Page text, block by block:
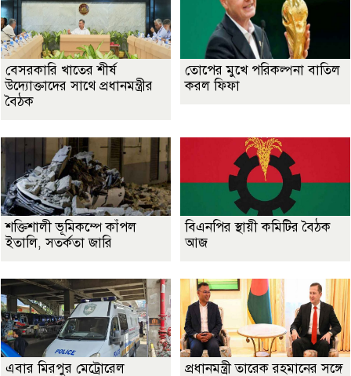
বেসরকারি খাতের শীর্ষ
উদ্যোক্তাদের সাথে প্রধানমন্ত্রীর
বৈঠক
তোপের মুখে পরিকল্পনা বাতিল
করল ফিফা
শক্তিশালী ভূমিকম্পে কাঁপল
ইতালি, সতর্কতা জারি
বিএনপির স্থায়ী কমিটির বৈঠক
আজ
এবার মিরপুর মেট্রোরেল
প্রধানমন্ত্রী তারেক রহমানের সঙ্গে